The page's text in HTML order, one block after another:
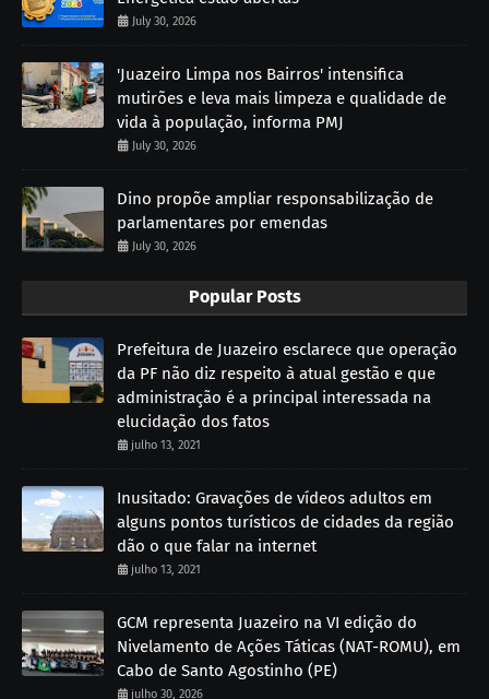
July 30, 2026
'Juazeiro Limpa nos Bairros' intensifica
mutirões e leva mais limpeza e qualidade de
vida à população, informa PMJ
July 30, 2026
Dino propõe ampliar responsabilização de
parlamentares por emendas
July 30, 2026
Popular Posts
Prefeitura de Juazeiro esclarece que operação
da PF não diz respeito à atual gestão e que
administração é a principal interessada na
elucidação dos fatos
julho 13, 2021
Inusitado: Gravações de vídeos adultos em
alguns pontos turísticos de cidades da região
dão o que falar na internet
julho 13, 2021
GCM representa Juazeiro na VI edição do
Nivelamento de Ações Táticas (NAT-ROMU), em
Cabo de Santo Agostinho (PE)
julho 30, 2026